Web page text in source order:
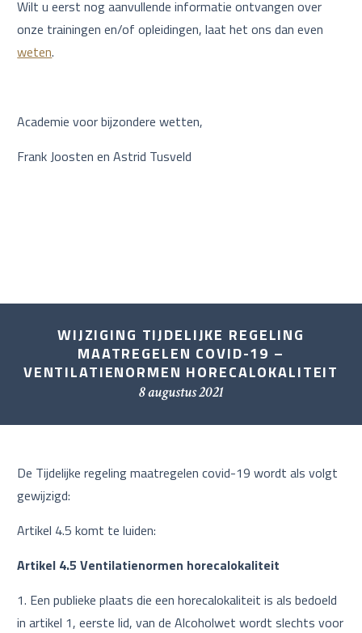
Wilt u eerst nog aanvullende informatie ontvangen over
onze trainingen en/of opleidingen, laat het ons dan even
weten.
Academie voor bijzondere wetten,
Frank Joosten en Astrid Tusveld
WIJZIGING TIJDELIJKE REGELING
MAATREGELEN COVID-19 –
VENTILATIENORMEN HORECALOKALITEIT
8 augustus 2021
De Tijdelijke regeling maatregelen covid-19 wordt als volgt
gewijzigd:
Artikel 4.5 komt te luiden:
Artikel 4.5 Ventilatienormen horecalokaliteit
Een publieke plaats die een horecalokaliteit is als bedoeld
in artikel 1, eerste lid, van de Alcoholwet wordt slechts voor